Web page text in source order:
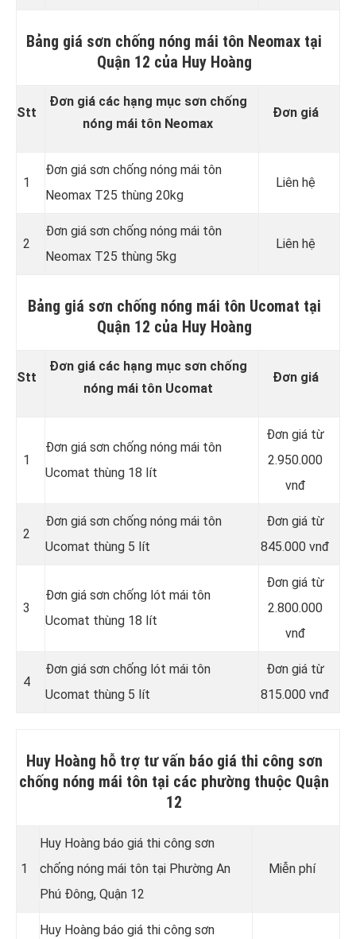
Bảng giá sơn chống nóng mái tôn Neomax tại
Quận 12 của Huy Hoàng
Stt
Đơn giá các hạng mục sơn chống
nóng mái tôn Neomax
Đơn giá
1
Đơn giá sơn chống nóng mái tôn
Neomax T25 thùng 20kg
Liên hệ
2
Đơn giá sơn chống nóng mái tôn
Neomax T25 thùng 5kg
Liên hệ
Bảng giá sơn chống nóng mái tôn Ucomat tại
Quận 12 của Huy Hoàng
Stt
Đơn giá các hạng mục sơn chống
nóng mái tôn Ucomat
Đơn giá
1
Đơn giá sơn chống nóng mái tôn
Ucomat thùng 18 lít
Đơn giá từ
2.950.000
vnđ
2
Đơn giá sơn chống nóng mái tôn
Ucomat thùng 5 lít
Đơn giá từ
845.000 vnđ
3
Đơn giá sơn chống lót mái tôn
Ucomat thùng 18 lít
Đơn giá từ
2.800.000
vnđ
4
Đơn giá sơn chống lót mái tôn
Ucomat thùng 5 lít
Đơn giá từ
815.000 vnđ
Huy Hoàng hỗ trợ tư vấn báo giá thi công sơn
chống nóng mái tôn tại các phường thuộc Quận
12
1
Huy Hoàng báo giá thi công sơn
chống nóng mái tôn tại Phường An
Phú Đông, Quận 12
Miễn phí
Huy Hoàng báo giá thi công sơn